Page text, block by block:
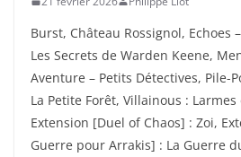
Burst, Château Rossignol, Echoes
Les Secrets de Warden Keene,
Aventure – Petits Détectives, Pile-
La Petite Forêt, Villainous :
Extension [Duel of Chaos] : Zoi,
Guerre pour Arrakis] : La Guerre